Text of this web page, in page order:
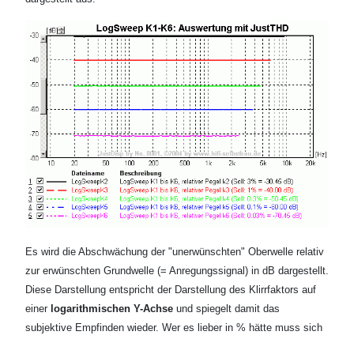
Es wird die Abschwächung der "unerwünschten" Oberwelle relativ
zur erwünschten Grundwelle (= Anregungssignal) in dB dargestellt.
Diese Darstellung entspricht der Darstellung des Klirrfaktors auf
einer logarithmischen Y-Achse und spiegelt damit das
subjektive Empfinden wieder. Wer es lieber in % hätte muss sich